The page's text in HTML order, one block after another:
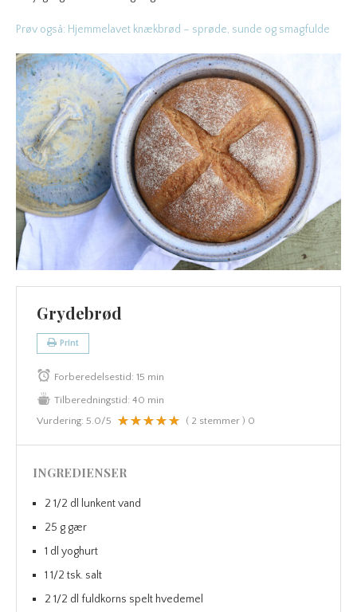
Prøv også: Hjemmelavet knækbrød – sprøde, sunde og smagfulde
Grydebrød
Print
Forberedelsestid: 15 min
Tilberedningstid: 40 min
Vurdering: 5.0/5 ( 2 stemmer ) 0
INGREDIENSER
2 1/2 dl lunkent vand
25 g gær
1 dl yoghurt
1 1/2 tsk. salt
2 1/2 dl fuldkorns spelt hvedemel